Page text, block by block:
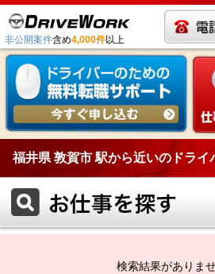
非公開案件含め4,000件以上
福井県 敦賀市 駅から近いのドライ
検索結果がありませ